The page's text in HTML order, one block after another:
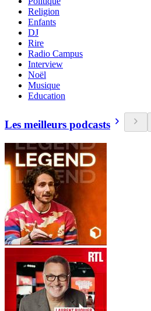
Religion
Enfants
DJ
Rire
Radio Campus
Interview
Noël
Musique
Education
Les meilleurs podcasts